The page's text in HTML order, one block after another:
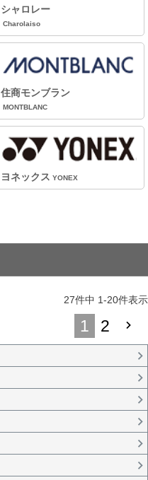
シャロレー
Charolaiso
住商モンブラン
MONTBLANC
ヨネックス YONEX
27件中 1-20件表示
1 2